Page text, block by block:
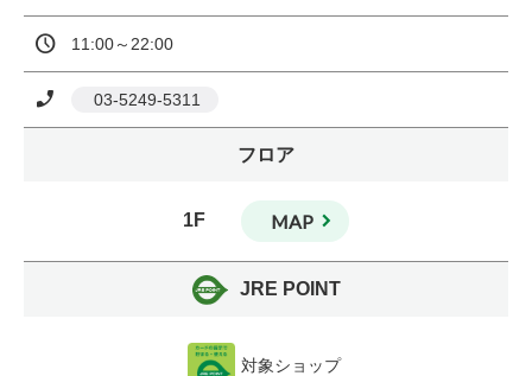
11:00～22:00
03-5249-5311
フロア
1F MAP
JRE POINT
対象ショップ